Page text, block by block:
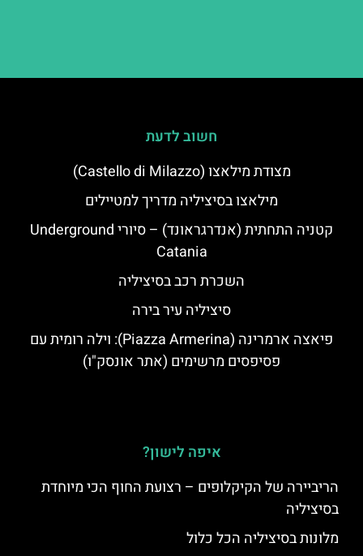
חשוב לדעת
מצודת מילאצו (Castello di Milazzo)
מילאצו בסיציליה מדריך למטיילים
קטניה התחתית (אנדרגראונד) – סיורי Underground
Catania
השכרת רכב בסיציליה
סיציליה עיר בירה
פיאצה ארמרינה (Piazza Armerina): וילה רומית עם
פסיפסים מרשימים (אתר אונסק"ו)
איפה לישון?
הריביירה של הקיקלופים – רצועת החוף הכי מיוחדת
בסיציליה
מלונות בסיציליה הכל כלול